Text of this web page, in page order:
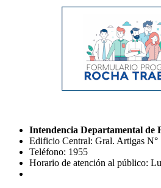
Intendencia Departamental de
Edificio Central: Gral. Artigas N°
Teléfono: 1955
Horario de atención al público: